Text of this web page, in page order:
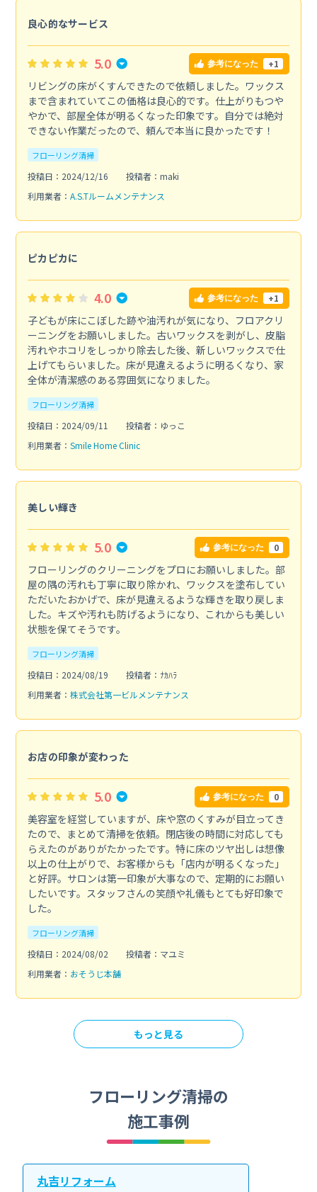
良心的なサービス
5.0 参考になった +1
リビングの床がくすんできたので依頼しました。ワックス
まで含まれていてこの価格は良心的です。仕上がりもつや
やかで、部屋全体が明るくなった印象です。自分では絶対
できない作業だったので、頼んで本当に良かったです！
フローリング清掃
投稿日：2024/12/16
投稿者：maki
利用業者： A.S.Tルームメンテナンス
ピカピカに
4.0 参考になった +1
子どもが床にこぼした跡や油汚れが気になり、フロアクリ
ーニングをお願いしました。古いワックスを剥がし、皮脂
汚れやホコリをしっかり除去した後、新しいワックスで仕
上げてもらいました。床が見違えるように明るくなり、家
全体が清潔感のある雰囲気になりました。
フローリング清掃
投稿日：2024/09/11
投稿者：ゆっこ
利用業者： Smile Home Clinic
美しい輝き
5.0 参考になった 0
フローリングのクリーニングをプロにお願いしました。部
屋の隅の汚れも丁寧に取り除かれ、ワックスを塗布してい
ただいたおかげで、床が見違えるような輝きを取り戻しま
した。キズや汚れも防げるようになり、これからも美しい
状態を保てそうです。
フローリング清掃
投稿日：2024/08/19
投稿者：ﾅｶﾊﾗ
利用業者： 株式会社第一ビルメンテナンス
お店の印象が変わった
5.0 参考になった 0
美容室を経営していますが、床や窓のくすみが目立ってき
たので、まとめて清掃を依頼。閉店後の時間に対応しても
らえたのがありがたかったです。特に床のツヤ出しは想像
以上の仕上がりで、お客様からも「店内が明るくなった」
と好評。サロンは第一印象が大事なので、定期的にお願い
したいです。スタッフさんの笑顔や礼儀もとても好印象で
した。
フローリング清掃
投稿日：2024/08/02
投稿者：マユミ
利用業者： おそうじ本舗
もっと見る
フローリング清掃の
施工事例
丸吉リフォーム